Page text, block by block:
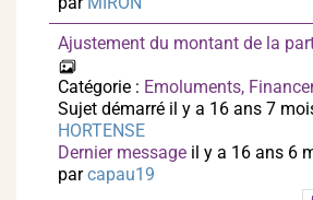
Ajustement du montant de la
Catégorie : Emoluments,
Sujet démarré il y a 16 ans 7
HORTENSE
Dernier message il y a 16 ans 6
parcapau19